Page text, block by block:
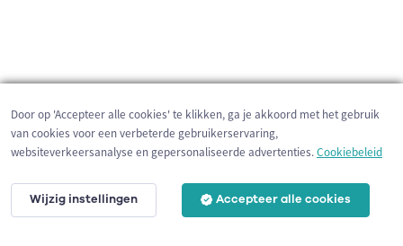
200 m
Door op 'Accepteer alle cookies' te klikken, ga je akkoord met het gebruik
van cookies voor een verbeterde gebruikerservaring,
websiteverkeersanalyse en gepersonaliseerde advertenties.Cookiebeleid
Wijzig instellingen Accepteer alle cookies